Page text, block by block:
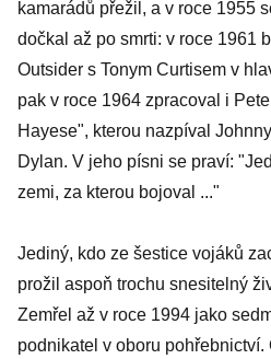
kamarádů přežil, a v roce 1955
dočkal až po smrti: v roce 1961
Outsider s Tonym Curtisem v
pak v roce 1964 zpracoval i
Hayese", kterou nazpíval
Dylan. V jeho písni se praví:
zemi, za kterou bojoval ..."
Jediný, kdo ze šestice vojáků
prožil aspoň trochu snesitelný
Zemřel až v roce 1994 jako
podnikatel v oboru pohřebnictví.